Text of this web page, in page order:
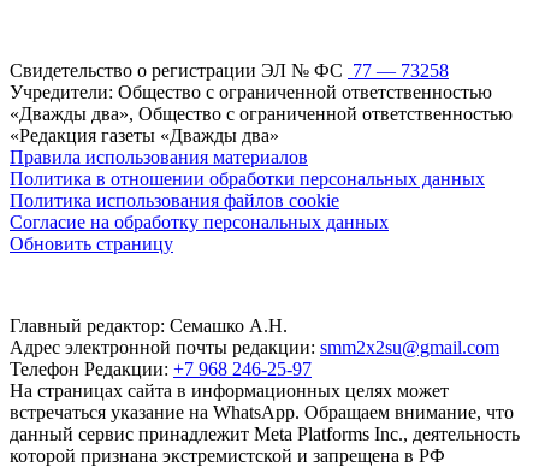
Свидетельство о регистрации ЭЛ № ФС 77 — 73258
Учредители: Общество с ограниченной ответственностью
«Дважды два», Общество с ограниченной ответственностью
«Редакция газеты «Дважды два»
Правила использования материалов
Политика в отношении обработки персональных данных
Политика использования файлов cookie
Согласие на обработку персональных данных
Обновить страницу
Главный редактор: Семашко А.Н.
Адрес электронной почты редакции: smm2x2su@gmail.com
Телефон Редакции: +7 968 246-25-97
На страницах сайта в информационных целях может
встречаться указание на WhatsApp. Обращаем внимание, что
данный сервис принадлежит Meta Platforms Inc., деятельность
которой признана экстремистской и запрещена в РФ